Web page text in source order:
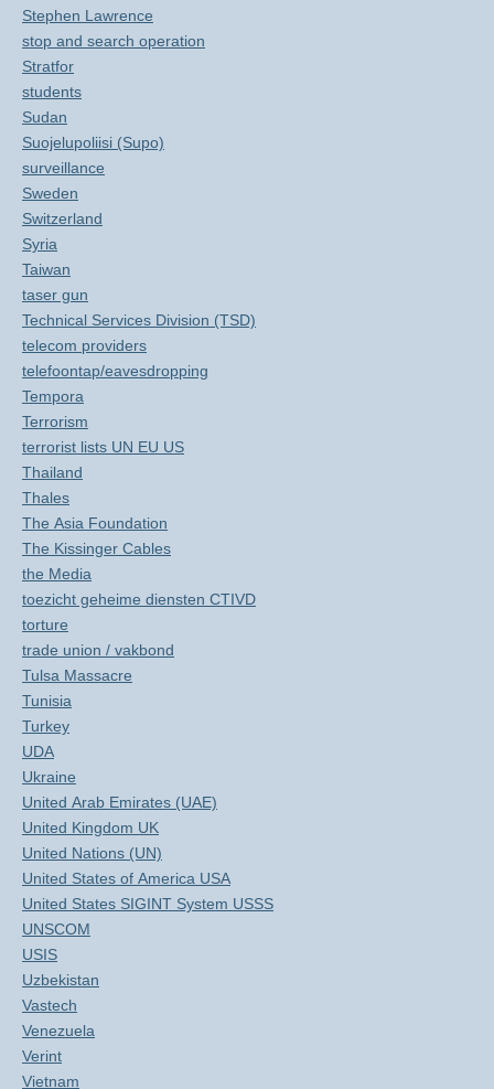
Stephen Lawrence
stop and search operation
Stratfor
students
Sudan
Suojelupoliisi (Supo)
surveillance
Sweden
Switzerland
Syria
Taiwan
taser gun
Technical Services Division (TSD)
telecom providers
telefoontap/eavesdropping
Tempora
Terrorism
terrorist lists UN EU US
Thailand
Thales
The Asia Foundation
The Kissinger Cables
the Media
toezicht geheime diensten CTIVD
torture
trade union / vakbond
Tulsa Massacre
Tunisia
Turkey
UDA
Ukraine
United Arab Emirates (UAE)
United Kingdom UK
United Nations (UN)
United States of America USA
United States SIGINT System USSS
UNSCOM
USIS
Uzbekistan
Vastech
Venezuela
Verint
Vietnam